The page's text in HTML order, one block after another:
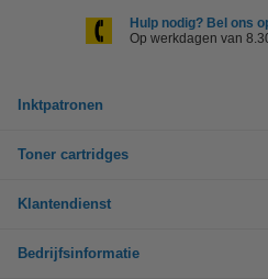
Hulp nodig? Bel ons
Op werkdagen van
Inktpatronen
Toner cartridges
Klantendienst
Bedrijfsinformatie